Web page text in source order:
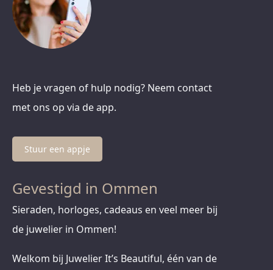
Heb je vragen of hulp nodig? Neem contact
met ons op via de app.
Stuur een appje
Gevestigd in Ommen
Sieraden, horloges, cadeaus en veel meer bij
de juwelier in Ommen!
Welkom bij Juwelier It’s Beautiful, één van de